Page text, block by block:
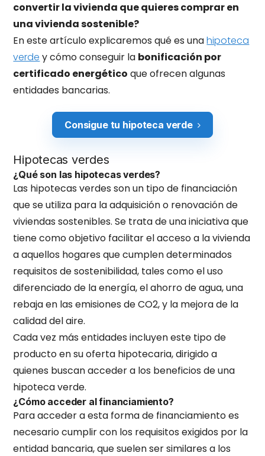
convertir la vivienda que quieres comprar en
una vivienda sostenible?
En este artículo explicaremos qué es unahipoteca
verde y cómo conseguir la bonificación por
certificado energético que ofrecen algunas
entidades bancarias.
Consigue tu hipoteca verde
Hipotecas verdes
¿Qué son las hipotecas verdes?
Las hipotecas verdes son un tipo de financiación
que se utiliza para la adquisición o renovación de
viviendas sostenibles. Se trata de una iniciativa que
tiene como objetivo facilitar el acceso a la vivienda
a aquellos hogares que cumplen determinados
requisitos de sostenibilidad, tales como el uso
diferenciado de la energía, el ahorro de agua, una
rebaja en las emisiones de CO2, y la mejora de la
calidad del aire.
Cada vez más entidades incluyen este tipo de
producto en su oferta hipotecaria, dirigido a
quienes buscan acceder a los beneficios de una
hipoteca verde.
¿Cómo acceder al financiamiento?
Para acceder a esta forma de financiamiento es
necesario cumplir con los requisitos exigidos por la
entidad bancaria, que suelen ser similares a los